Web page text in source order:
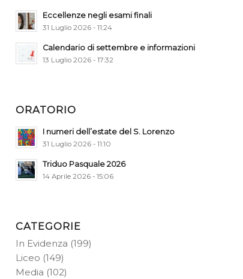
Eccellenze negli esami finali
31 Luglio 2026 - 11:24
Calendario di settembre e informazioni
13 Luglio 2026 - 17:32
ORATORIO
I numeri dell’estate del S. Lorenzo
31 Luglio 2026 - 11:10
Triduo Pasquale 2026
14 Aprile 2026 - 15:06
CATEGORIE
In Evidenza (199)
Liceo (149)
Media (102)